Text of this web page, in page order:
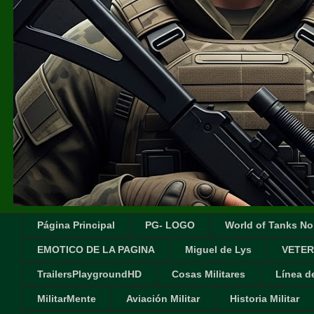
Página Principal PG- LOGO World of Tanks
EMOTICO DE LA PAGINA Miguel de Lys
TrailersPlaygroundHD Cosas Militares Línea
MilitarMente Aviación Militar Historia Militar